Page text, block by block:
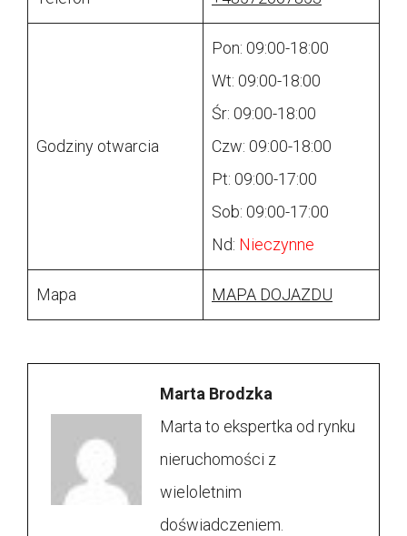
Godziny otwarcia
Pon: 09:00-18:00
Wt: 09:00-18:00
Śr: 09:00-18:00
Czw: 09:00-18:00
Pt: 09:00-17:00
Sob: 09:00-17:00
Nd: Nieczynne
Mapa MAPA DOJAZDU
Marta Brodzka
Marta to ekspertka od rynku
nieruchomości z
wieloletnim
doświadczeniem.